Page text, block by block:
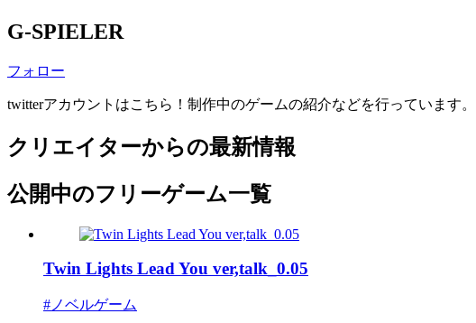
G-SPIELER
フォロー
twitterアカウントはこちら！制作中のゲームの紹介などを行っています。
クリエイターからの最新情報
公開中のフリーゲーム一覧
Twin Lights Lead You ver,talk_0.05
#ノベルゲーム